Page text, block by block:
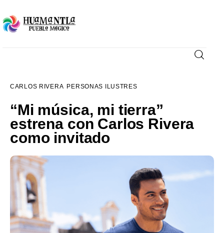
Conoce
CARLOS RIVERA PERSONAS ILUSTRES
“Mi música, mi tierra”
estrena con Carlos Rivera
como invitado